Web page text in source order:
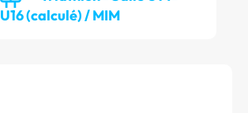
U16 (calculé) / MIM